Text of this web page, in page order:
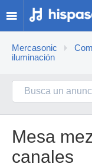
Mercasonic
iluminación
Mesa
canales